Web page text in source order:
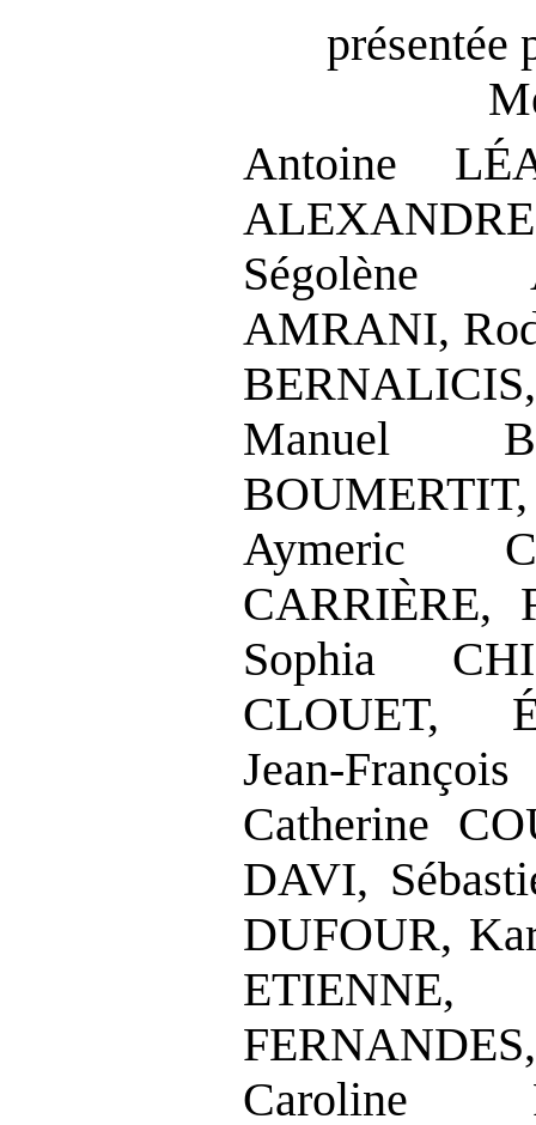
présentée
Antoine
Ségolène
AMRANI,
Manuel
Aymeric
CARRIÈRE,
Sophia
CLOUET,
Jean‑
Catherine
DAVI,
DUFOUR,
Caroline